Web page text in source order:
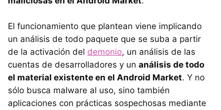
El funcionamiento que plantean viene implicando
un análisis de todo paquete que se suba a partir
de la activación del demonio, un análisis de las
cuentas de desarrolladores y un análisis de todo
el material existente en el Android Market. Y no
sólo busca malware al uso, sino también
aplicaciones con prácticas sospechosas mediante